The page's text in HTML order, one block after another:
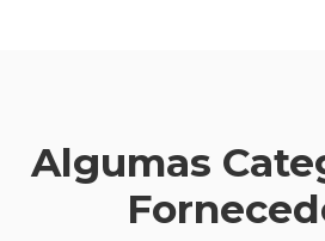
Algumas